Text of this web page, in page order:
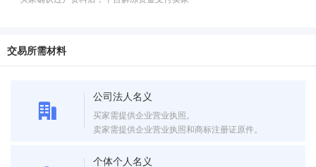
交易所需材料
公司法人名义
买家需提供企业营业执照。
卖家需提供企业营业执照和商标注册证原件。
个体个人名义